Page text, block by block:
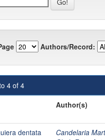
Authors/Record:
4 of 4
Author(s)
dentata
Candelaria